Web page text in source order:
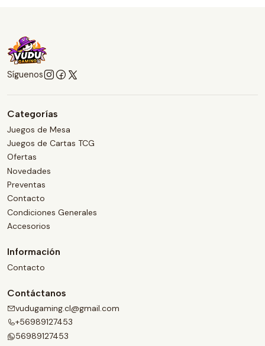
Síguenos
Categorías
Juegos de Mesa
Juegos de Cartas TCG
Ofertas
Novedades
Preventas
Contacto
Condiciones Generales
Accesorios
Información
Contacto
Contáctanos
vudugaming.cl@gmail.com
+56989127453
56989127453